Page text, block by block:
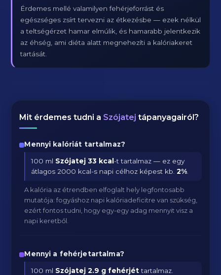
Érdemes mellé valamilyen fehérjeforrást és
egészséges zsírt tervezni az étkezésbe — ezek nélkül
a teltségérzet hamar elmúlik, és hamarabb jelentkezik
az éhség, ami diéta alatt megnehezíti a kalóriakeret
tartását.
Mit érdemes tudni a Szójatej tápanyagairól?
Mennyi kalóriát tartalmaz?
100 ml Szójatej 33 kcal-t tartalmaz — ez egy
átlagos 2000 kcal-s napi célhoz képest kb.2%
A kalória az étrendben elfoglalt hely legfontosabb
mutatója: fogyáshoz napi kalóriadeficitre van szükség,
ezért fontos tudni, hogy egy-egy adag mennyit visz a
napi keretből.
Mennyi a fehérjetartalma?
100 ml Szójatej 2.9 g fehérjéttartalmaz.